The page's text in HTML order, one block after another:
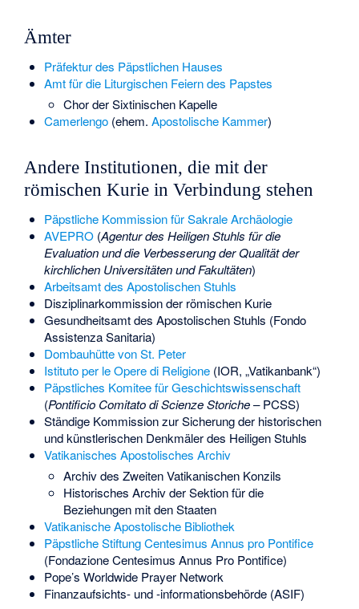
Ämter
Präfektur des Päpstlichen Hauses
Amt für die Liturgischen Feiern des Papstes
Chor der Sixtinischen Kapelle
Camerlengo(ehem. Apostolische Kammer)
Andere Institutionen, die mit der
römischen Kurie in Verbindung stehen
Päpstliche Kommission für Sakrale Archäologie
AVEPRO(Agentur des Heiligen Stuhls für die
Evaluation und die Verbesserung der Qualität der
kirchlichen Universitäten und Fakultäten)
Arbeitsamt des Apostolischen Stuhls
Disziplinarkommission der römischen Kurie
Gesundheitsamt des Apostolischen Stuhls (Fondo
Assistenza Sanitaria)
Dombauhütte von St. Peter
Istituto per le Opere di Religione(IOR, „Vatikanbank“)
Päpstliches Komitee für Geschichtswissenschaft
(Pontificio Comitato di Scienze Storiche– PCSS)
Ständige Kommission zur Sicherung der historischen
und künstlerischen Denkmäler des Heiligen Stuhls
Vatikanisches Apostolisches Archiv
Archiv des Zweiten Vatikanischen Konzils
Historisches Archiv der Sektion für die
Beziehungen mit den Staaten
Vatikanische Apostolische Bibliothek
Päpstliche Stiftung Centesimus Annus pro Pontifice
(Fondazione Centesimus Annus Pro Pontifice)
Pope’s Worldwide Prayer Network
Finanzaufsichts- und -informationsbehörde(ASIF)